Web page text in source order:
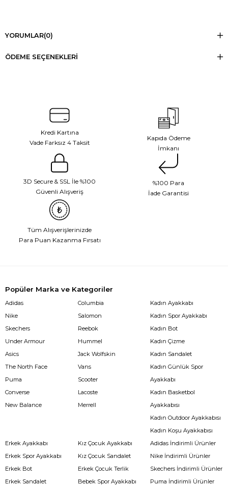
YORUMLAR(0)
ÖDEME SEÇENEKLERI
Kredi Kartına
Vade Farksız 4 Taksit
Kapıda Ödeme
İmkanı
3D Secure & SSL İle %100
Güvenli Alışveriş
%100 Para
İade Garantisi
Tüm Alışverişlerinizde
Para Puan Kazanma Fırsatı
Popüler Marka ve Kategoriler
Adidas
Nike
Skechers
Under Armour
Asics
The North Face
Puma
Converse
New Balance
Columbia
Salomon
Reebok
Hummel
Jack Wolfskin
Vans
Scooter
Lacoste
Merrell
Kadın Ayakkabı
Kadın Spor Ayakkabı
Kadın Bot
Kadın Çizme
Kadın Sandalet
Kadın Günlük Spor
Ayakkabı
Kadın Basketbol
Ayakkabısı
Kadın Outdoor Ayakkabısı
Kadın Koşu Ayakkabısı
Erkek Ayakkabı
Erkek Spor Ayakkabı
Erkek Bot
Erkek Sandalet
Kız Çocuk Ayakkabı
Kız Çocuk Sandalet
Erkek Çocuk Terlik
Bebek Spor Ayakkabı
Adidas İndirimli Ürünler
Nike İndirimli Ürünler
Skechers İndirimli Ürünler
Puma İndirimli Ürünler